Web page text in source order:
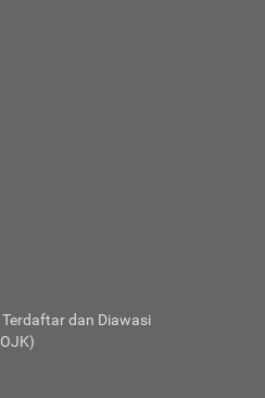
Terdaftar dan Diawasi